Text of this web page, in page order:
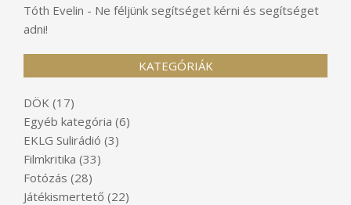
Tóth Evelin - Ne féljünk segítséget kérni és segítséget
adni!
KATEGÓRIÁK
DÖK (17)
Egyéb kategória (6)
EKLG Sulirádió (3)
Filmkritika (33)
Fotózás (28)
Játékismertető (22)